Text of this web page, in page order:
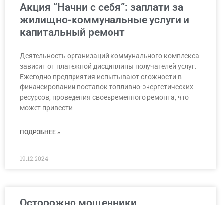
Акция “Начни с себя”: заплати за
жилищно-коммунальные услуги и
капитальный ремонт
Деятельность организаций коммунального комплекса
зависит от платежной дисциплины получателей услуг.
Ежегодно предприятия испытывают сложности в
финансировании поставок топливно-энергетических
ресурсов, проведения своевременного ремонта, что
может привести
ПОДРОБНЕЕ »
19.12.2024
Осторожно мощенники